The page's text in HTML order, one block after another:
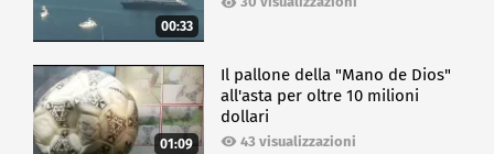
00:33
01:09
Il pallone della "Mano de Dios"
all'asta per oltre 10 milioni
dollari
43 visualizzazioni